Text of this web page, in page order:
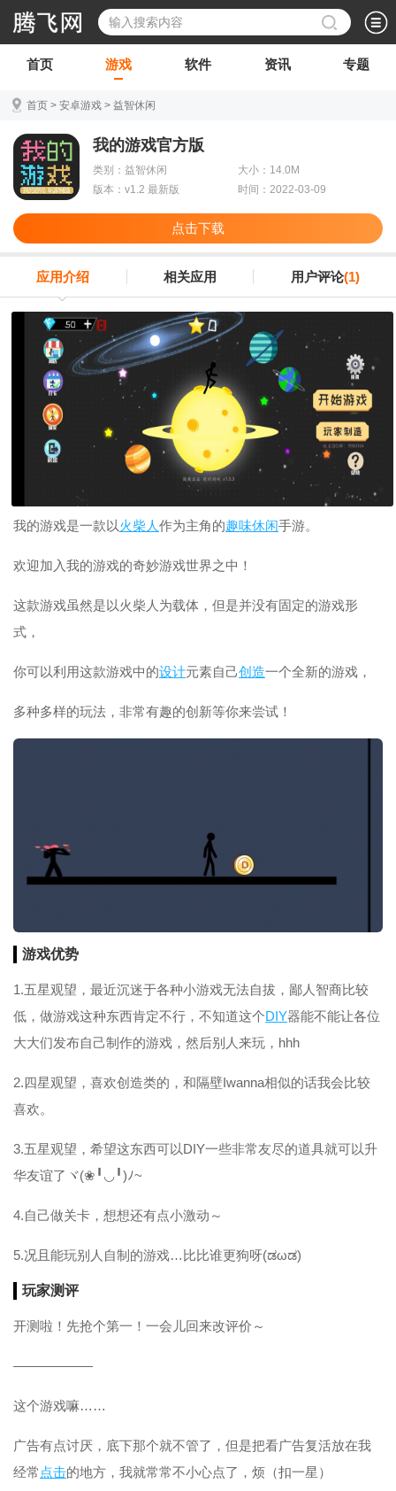
首页 游戏 软件 资讯 专题
首页 > 安卓游戏 > 益智休闲
我的游戏官方版
类别：益智休闲
大小：14.0M
版本：v1.2 最新版
时间：2022-03-09
点击下载
应用介绍 相关应用 用户评论(1)
我的游戏是一款以火柴人作为主角的趣味休闲手游。
欢迎加入我的游戏的奇妙游戏世界之中！
这款游戏虽然是以火柴人为载体，但是并没有固定的游戏形
式，
你可以利用这款游戏中的设计元素自己创造一个全新的游戏，
多种多样的玩法，非常有趣的创新等你来尝试！
游戏优势
1.五星观望，最近沉迷于各种小游戏无法自拔，鄙人智商比较
低，做游戏这种东西肯定不行，不知道这个DIY器能不能让各位
大大们发布自己制作的游戏，然后别人来玩，hhh
2.四星观望，喜欢创造类的，和隔壁Iwanna相似的话我会比较
喜欢。
3.五星观望，希望这东西可以DIY一些非常友尽的道具就可以升
华友谊了ヾ(❀╹◡╹)ﾉ~
4.自己做关卡，想想还有点小激动～
5.况且能玩别人自制的游戏…比比谁更狗呀(ಡωಡ)
玩家测评
开测啦！先抢个第一！一会儿回来改评价～
——————
这个游戏嘛……
广告有点讨厌，底下那个就不管了，但是把看广告复活放在我
经常 点击的地方，我就常常不小心点了，烦（扣一星）